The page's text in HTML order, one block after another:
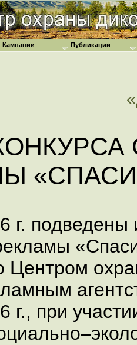
г. подведены
Центром
г., при
Кампании Публикации